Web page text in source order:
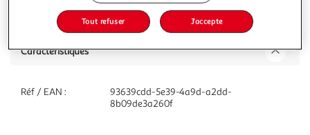
Description
Caractéristiques
Réf / EAN :
93639cdd-5e39-4a9d-a2dd-
8b09de3a260f
Tout refuser J'accepte